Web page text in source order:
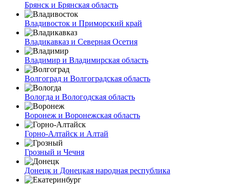
Брянск и Брянская область
Владивосток и Приморский край
Владикавказ и Северная Осетия
Владимир и Владимирская область
Волгоград и Волгоградская область
Вологда и Вологодская область
Воронеж и Воронежская область
Горно-Алтайск и Алтай
Грозный и Чечня
Донецк и Донецкая народная республика